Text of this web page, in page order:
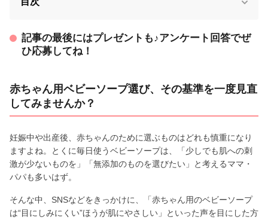
記事の最後にはプレゼントも♪アンケート回答でぜ
ひ応募してね！
赤ちゃん用ベビーソープ選び、その基準を一度見直
してみませんか？
妊娠中や出産後、赤ちゃんのために選ぶものはどれも慎重になり
ますよね。とくに毎日使うベビーソープは、「少しでも肌への刺
激が少ないものを」「無添加のものを選びたい」と考えるママ・
パパも多いはず。
そんな中、SNSなどをきっかけに、「赤ちゃん用のベビーソープ
は“目にしみにくい”ほうが肌にやさしい」といった声を目にした方